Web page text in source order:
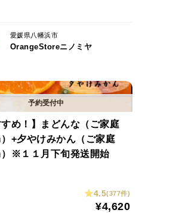
愛媛県八幡浜市
OrangeStoreニノミヤ
すめ！】まどんな（ご家庭
+夕やけみかん（ご家庭
）※１１月下旬発送開始
4.5(377件)
¥4,620